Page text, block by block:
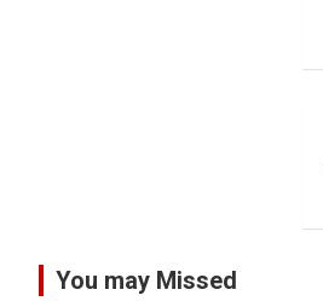
You may Missed